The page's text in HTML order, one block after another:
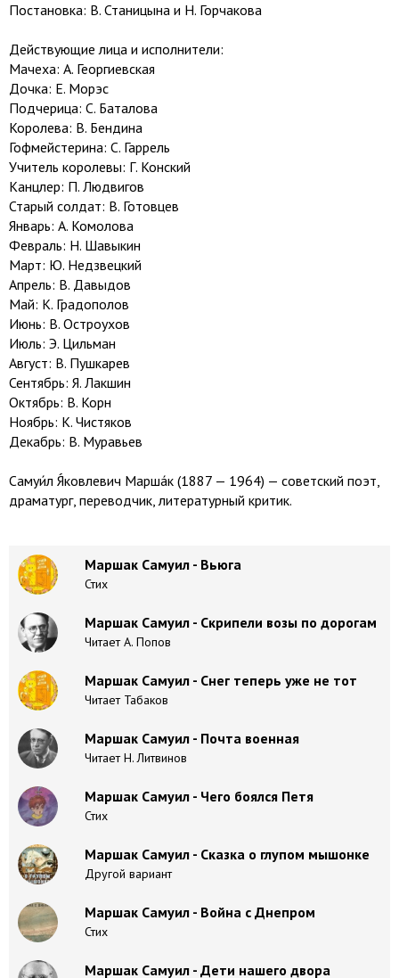
Постановка: В. Станицына и Н. Горчакова
Действующие лица и исполнители:
Мачеха: А. Георгиевская
Дочка: Е. Морэс
Подчерица: С. Баталова
Королева: В. Бендина
Гофмейстерина: С. Гаррель
Учитель королевы: Г. Конский
Канцлер: П. Людвигов
Старый солдат: В. Готовцев
Январь: А. Комолова
Февраль: Н. Шавыкин
Март: Ю. Недзвецкий
Апрель: В. Давыдов
Май: К. Градополов
Июнь: В. Остроухов
Июль: Э. Цильман
Август: В. Пушкарев
Сентябрь: Я. Лакшин
Октябрь: В. Корн
Ноябрь: К. Чистяков
Декабрь: В. Муравьев
Самуи́л Я́ковлевич Марша́к (1887 — 1964) — советский поэт,
драматург, переводчик, литературный критик.
Маршак Самуил - Вьюга
Стих
Маршак Самуил - Скрипели возы по дорогам
Читает А. Попов
Маршак Самуил - Снег теперь уже не тот
Читает Табаков
Маршак Самуил - Почта военная
Читает Н. Литвинов
Маршак Самуил - Чего боялся Петя
Стих
Маршак Самуил - Сказка о глупом мышонке
Другой вариант
Маршак Самуил - Война с Днепром
Стих
Маршак Самуил - Дети нашего двора